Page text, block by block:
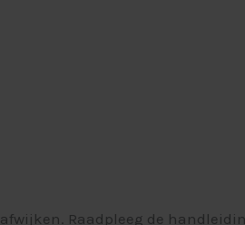
Raadpleeg de